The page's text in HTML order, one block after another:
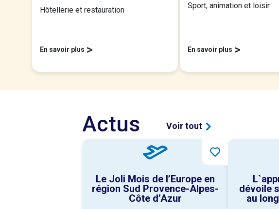
Hôtellerie et restauration
En savoir plus >
Sport, animation et loisir
En savoir plus >
Actus Voir tout
Le Joli Mois de l’Europe en
région Sud Provence-Alpes-
Côte d’Azur
dévoile
au